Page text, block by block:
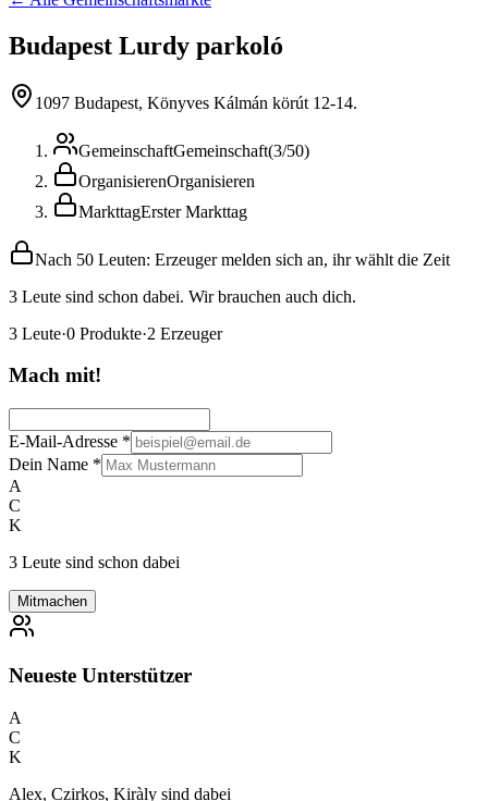
Budapest Lurdy parkoló
1097 Budapest, Könyves Kálmán körút 12-14.
GemeinschaftGemeinschaft(3/50)
OrganisierenOrganisieren
MarkttagErster Markttag
Nach 50 Leuten: Erzeuger melden sich an, ihr wählt die Zeit
3 Leute sind schon dabei. Wir brauchen auch dich.
3 Leute·0 Produkte·2 Erzeuger
Mach mit!
E-Mail-Adresse *
Dein Name *
A
C
K
3 Leute sind schon dabei
Mitmachen
Neueste Unterstützer
A
C
K
Alex, Czirkos, Kiràly sind dabei